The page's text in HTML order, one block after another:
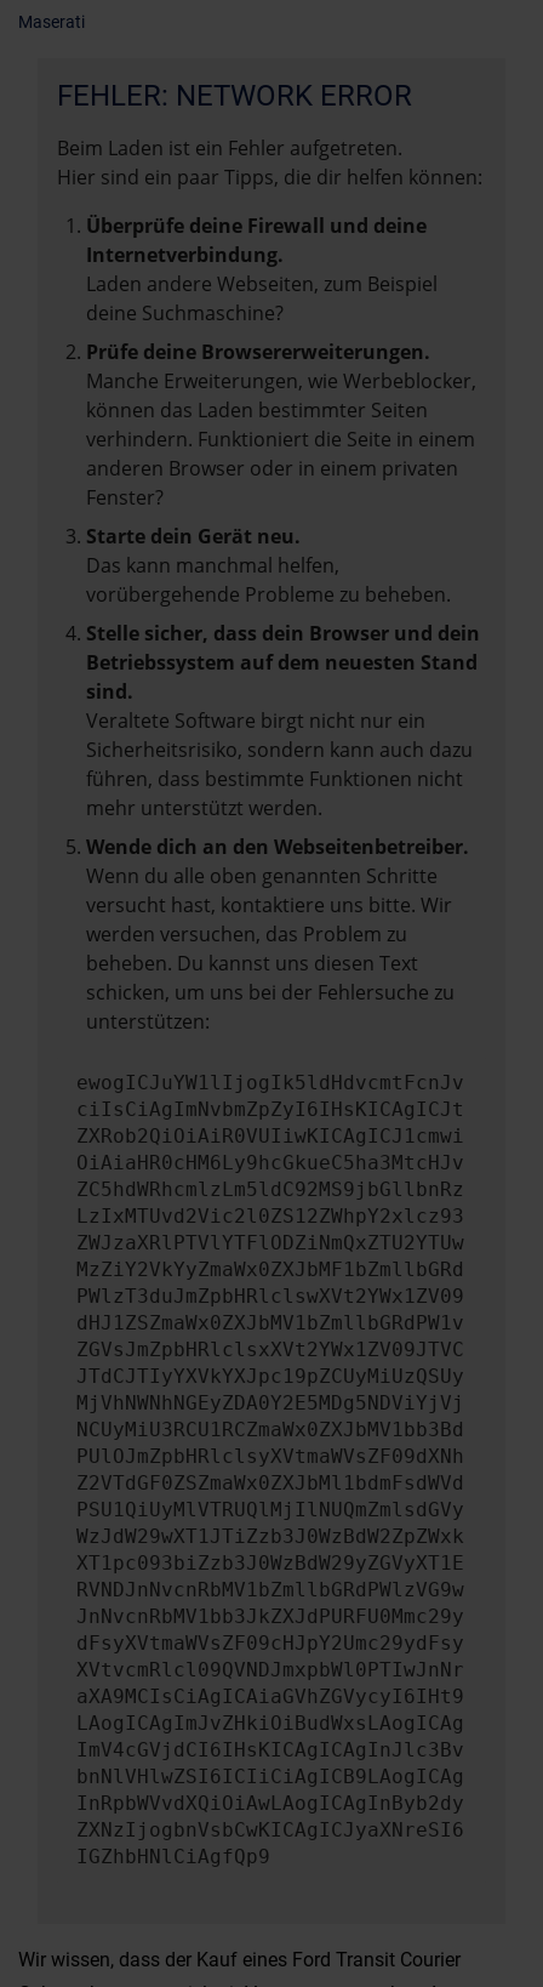
Maserati
FEHLER: NETWORK ERROR
Beim Laden ist ein Fehler aufgetreten.
Hier sind ein paar Tipps, die dir helfen können:
Überprüfe deine Firewall und deine
Internetverbindung.
Laden andere Webseiten, zum Beispiel
deine Suchmaschine?
Prüfe deine Browsererweiterungen.
Manche Erweiterungen, wie Werbeblocker,
können das Laden bestimmter Seiten
verhindern. Funktioniert die Seite in einem
anderen Browser oder in einem privaten
Fenster?
Starte dein Gerät neu.
Das kann manchmal helfen,
vorübergehende Probleme zu beheben.
Stelle sicher, dass dein Browser und dein
Betriebssystem auf dem neuesten Stand
sind.
Veraltete Software birgt nicht nur ein
Sicherheitsrisiko, sondern kann auch dazu
führen, dass bestimmte Funktionen nicht
mehr unterstützt werden.
Wende dich an den Webseitenbetreiber.
Wenn du alle oben genannten Schritte
versucht hast, kontaktiere uns bitte. Wir
werden versuchen, das Problem zu
beheben. Du kannst uns diesen Text
schicken, um uns bei der Fehlersuche zu
unterstützen:
ewogICJuYW1lIjogIk5ldHdvcmtFcnJv
ciIsCiAgImNvbmZpZyI6IHsKICAgICJt
ZXRob2QiOiAiR0VUIiwKICAgICJ1cmwi
OiAiaHR0cHM6Ly9hcGkueC5ha3MtcHJv
ZC5hdWRhcmlzLm5ldC92MS9jbGllbnRz
LzIxMTUvd2Vic2l0ZS12ZWhpY2xlcz93
ZWJzaXRlPTVlYTFlODZiNmQxZTU2YTUw
MzZiY2VkYyZmaWx0ZXJbMF1bZmllbGRd
PWlzT3duJmZpbHRlclswXVt2YWx1ZV09
dHJ1ZSZmaWx0ZXJbMV1bZmllbGRdPW1v
ZGVsJmZpbHRlclsxXVt2YWx1ZV09JTVC
JTdCJTIyYXVkYXJpc19pZCUyMiUzQSUy
MjVhNWNhNGEyZDA0Y2E5MDg5NDViYjVj
NCUyMiU3RCU1RCZmaWx0ZXJbMV1bb3Bd
PUlOJmZpbHRlclsyXVtmaWVsZF09dXNh
Z2VTdGF0ZSZmaWx0ZXJbMl1bdmFsdWVd
PSU1QiUyMlVTRUQlMjIlNUQmZmlsdGVy
WzJdW29wXT1JTiZzb3J0WzBdW2ZpZWxk
XT1pc093biZzb3J0WzBdW29yZGVyXT1E
RVNDJnNvcnRbMV1bZmllbGRdPWlzVG9w
JnNvcnRbMV1bb3JkZXJdPURFU0Mmc29y
dFsyXVtmaWVsZF09cHJpY2Umc29ydFsy
XVtvcmRlcl09QVNDJmxpbWl0PTIwJnNr
aXA9MCIsCiAgICAiaGVhZGVycyI6IHt9
LAogICAgImJvZHkiOiBudWxsLAogICAg
ImV4cGVjdCI6IHsKICAgICAgInJlc3Bv
bnNlVHlwZSI6ICIiCiAgICB9LAogICAg
InRpbWVvdXQiOiAwLAogICAgInByb2dy
ZXNzIjogbnVsbCwKICAgICJyaXNreSI6
IGZhbHNlCiAgfQp9
Wir wissen, dass der Kauf eines Ford Transit Courier